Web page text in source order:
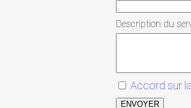
Description du
Accord sur
ENVOYER